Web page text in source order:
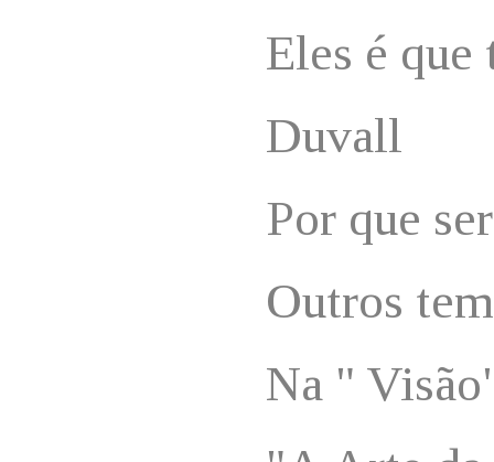
Eles é que
Duvall
Por que
Outros
Na "